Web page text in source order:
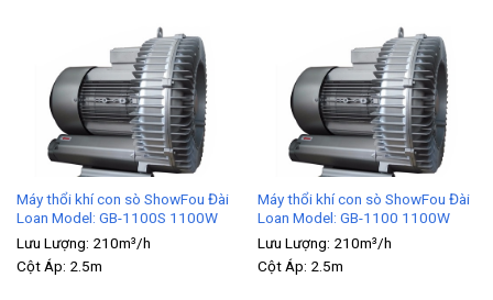
Máy thổi khí con sò ShowFou Đài
Loan Model: GB-1100S 1100W
Lưu Lượng: 210m³/h
Cột Áp: 2.5m
Máy thổi khí con sò ShowFou Đài
Loan Model: GB-1100 1100W
Lưu Lượng: 210m³/h
Cột Áp: 2.5m